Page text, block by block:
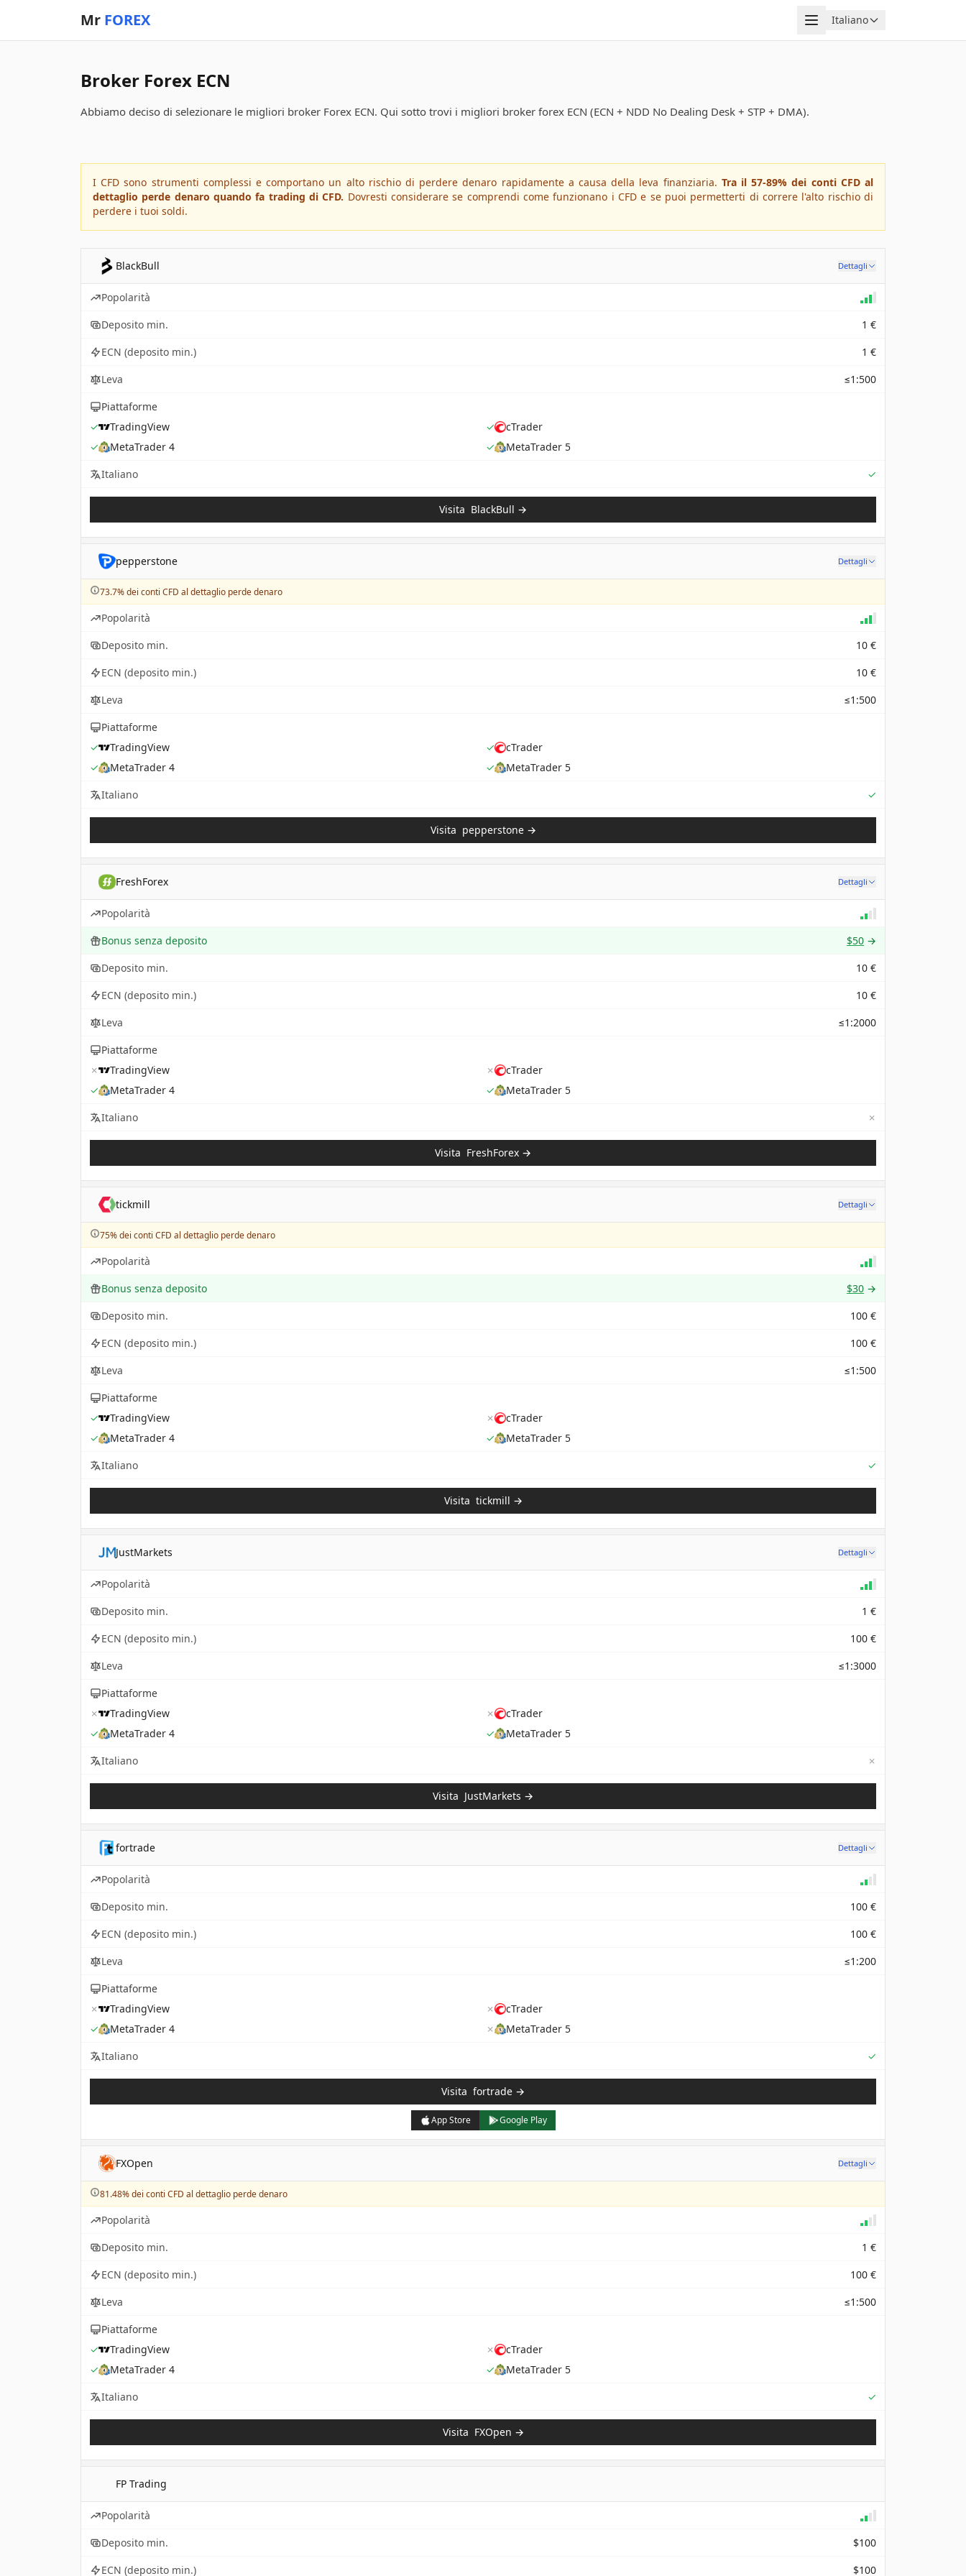
Mr FOREX Menu
Lingua
Italiano
Broker Forex ECN
Abbiamo deciso di selezionare le migliori broker Forex ECN. Qui sotto trovi i migliori broker forex ECN (ECN + NDD No Dealing Desk + STP + DMA).
I CFD sono strumenti complessi e comportano un alto rischio di perdere denaro rapidamente a causa della leva finanziaria. Tra il 57-89% dei conti CFD al
dettaglio perde denaro quando fa trading di CFD. Dovresti considerare se comprendi come funzionano i CFD e se puoi permetterti di correre l'alto rischio di
perdere i tuoi soldi.
BlackBull Dettagli
Popolarità
Deposito min.
1 €
ECN (deposito min.)
1 €
Leva
≤1:500
Piattaforme
✓
TradingView ✓
cTrader
✓
MetaTrader 4 ✓
MetaTrader 5
Italiano
✓Supported
Visita BlackBull →
pepperstone Dettagli
73.7% dei conti CFD al dettaglio perde denaro
Popolarità
Deposito min.
10 €
ECN (deposito min.)
10 €
Leva
≤1:500
Piattaforme
✓
TradingView ✓
cTrader
✓
MetaTrader 4 ✓
MetaTrader 5
Italiano
✓Supported
Visita pepperstone→
FreshForex Dettagli
Popolarità
Bonus senza deposito
$50 →
Deposito min.
10 €
ECN (deposito min.)
10 €
Leva
≤1:2000
Piattaforme
✗
TradingView ✗
cTrader
✓
MetaTrader 4 ✓
MetaTrader 5
Italiano
✗
Visita FreshForex →
tickmill Dettagli
75% dei conti CFD al dettaglio perde denaro
Popolarità
Bonus senza deposito
$30 →
Deposito min.
100 €
ECN (deposito min.)
100 €
Leva
≤1:500
Piattaforme
✓
TradingView ✗
cTrader
✓
MetaTrader 4 ✓
MetaTrader 5
Italiano
✓Supported
Visita tickmill →
JustMarkets Dettagli
Popolarità
Deposito min.
1 €
ECN (deposito min.)
100 €
Leva
≤1:3000
Piattaforme
✗
TradingView ✗
cTrader
✓
MetaTrader 4 ✓
MetaTrader 5
Italiano
✗
Visita JustMarkets →
fortrade Dettagli
Popolarità
Deposito min.
100 €
ECN (deposito min.)
100 €
Leva
≤1:200
Piattaforme
✗
TradingView ✗
cTrader
✓
MetaTrader 4 ✗
MetaTrader 5
Italiano
✓Supported
Visita fortrade →
App Store Google Play
FXOpen Dettagli
81.48% dei conti CFD al dettaglio perde denaro
Popolarità
Deposito min.
1 €
ECN (deposito min.)
100 €
Leva
≤1:500
Piattaforme
✓
TradingView ✗
cTrader
✓
MetaTrader 4 ✓
MetaTrader 5
Italiano
✓Supported
Visita FXOpen →
FP Trading
Popolarità
Deposito min.
$100
ECN (deposito min.)
$100